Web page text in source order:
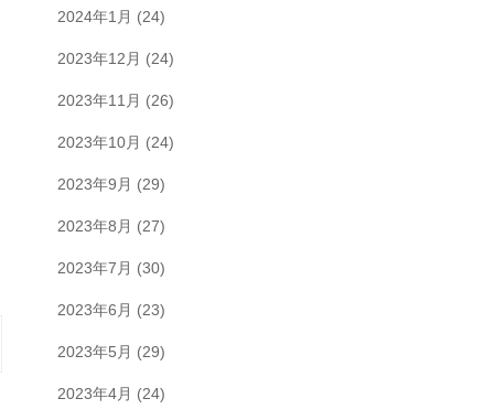
2024年1月 (24)
2023年12月 (24)
2023年11月 (26)
2023年10月 (24)
2023年9月 (29)
2023年8月 (27)
2023年7月 (30)
2023年6月 (23)
2023年5月 (29)
2023年4月 (24)